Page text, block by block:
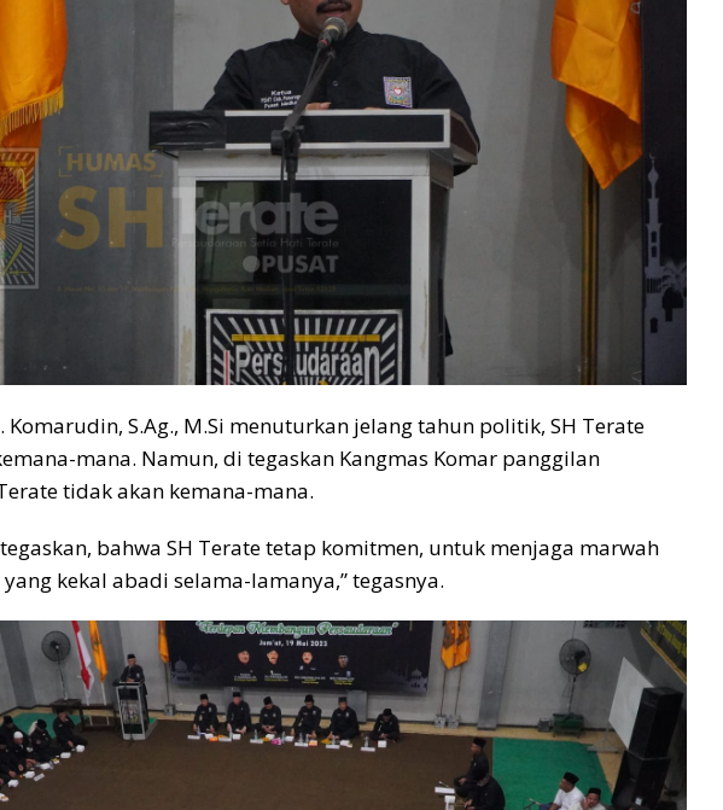
Komarudin, S.Ag., M.Si menuturkan jelang tahun politik, SH Terate
mana. Namun, di tegaskan Kangmas Komar panggilan
tidak akan kemana-mana.
bahwa SH Terate tetap komitmen, untuk menjaga marwah
kekal abadi selama-lamanya,” tegasnya.